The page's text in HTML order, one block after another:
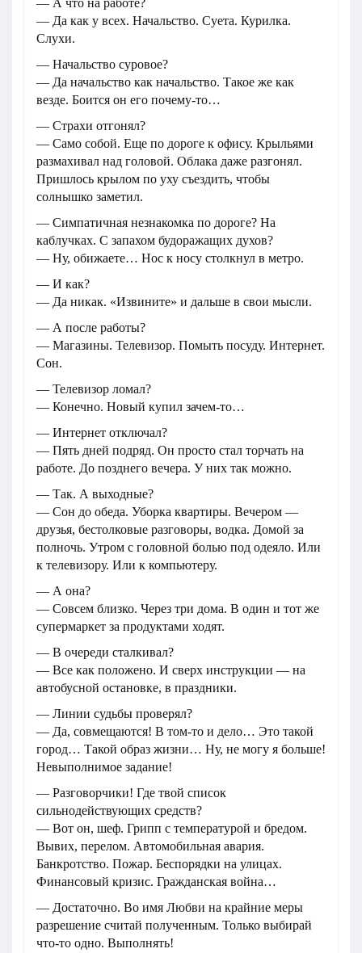
— А что на работе?
— Да как у всех. Начальство. Суета. Курилка.
Слухи.
— Начальство суровое?
— Да начальство как начальство. Такое же как
везде. Боится он его почему-то…
— Страхи отгонял?
— Само собой. Еще по дороге к офису. Крыльями
размахивал над головой. Облака даже разгонял.
Пришлось крылом по уху съездить, чтобы
солнышко заметил.
— Симпатичная незнакомка по дороге? На
каблучках. С запахом будоражащих духов?
— Ну, обижаете… Нос к носу столкнул в метро.
— И как?
— Да никак. «Извините» и дальше в свои мысли.
— А после работы?
— Магазины. Телевизор. Помыть посуду. Интернет.
Сон.
— Телевизор ломал?
— Конечно. Новый купил зачем-то…
— Интернет отключал?
— Пять дней подряд. Он просто стал торчать на
работе. До позднего вечера. У них так можно.
— Так. А выходные?
— Сон до обеда. Уборка квартиры. Вечером —
друзья, бестолковые разговоры, водка. Домой за
полночь. Утром с головной болью под одеяло. Или
к телевизору. Или к компьютеру.
— А она?
— Совсем близко. Через три дома. В один и тот же
супермаркет за продуктами ходят.
— В очереди сталкивал?
— Все как положено. И сверх инструкции — на
автобусной остановке, в праздники.
— Линии судьбы проверял?
— Да, совмещаются! В том-то и дело… Это такой
город… Такой образ жизни… Ну, не могу я больше!
Невыполнимое задание!
— Разговорчики! Где твой список
сильнодействующих средств?
— Вот он, шеф. Грипп с температурой и бредом.
Вывих, перелом. Автомобильная авария.
Банкротство. Пожар. Беспорядки на улицах.
Финансовый кризис. Гражданская война…
— Достаточно. Во имя Любви на крайние меры
разрешение считай полученным. Только выбирай
что-то одно. Выполнять!